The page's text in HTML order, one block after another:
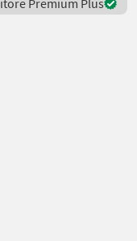
Premium Plus